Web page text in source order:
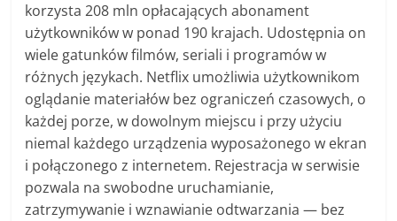
korzysta 208 mln opłacających abonament
użytkowników w ponad 190 krajach. Udostępnia on
wiele gatunków filmów, seriali i programów w
różnych językach. Netflix umożliwia użytkownikom
oglądanie materiałów bez ograniczeń czasowych, o
każdej porze, w dowolnym miejscu i przy użyciu
niemal każdego urządzenia wyposażonego w ekran
i połączonego z internetem. Rejestracja w serwisie
pozwala na swobodne uruchamianie,
zatrzymywanie i wznawianie odtwarzania — bez